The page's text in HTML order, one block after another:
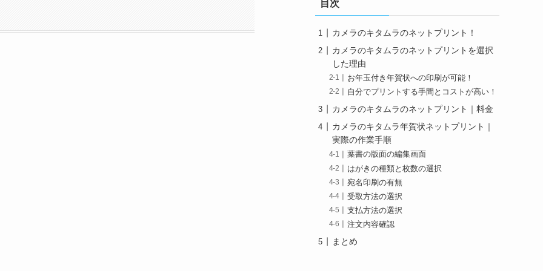
目次
カメラのキタムラのネットプリント！
カメラのキタムラのネットプリントを選択
した理由
お年玉付き年賀状への印刷が可能！
自分でプリントする手間とコストが高い！
カメラのキタムラのネットプリント｜料金
カメラのキタムラ年賀状ネットプリント｜
実際の作業手順
葉書の版面の編集画面
はがきの種類と枚数の選択
宛名印刷の有無
受取方法の選択
支払方法の選択
注文内容確認
まとめ